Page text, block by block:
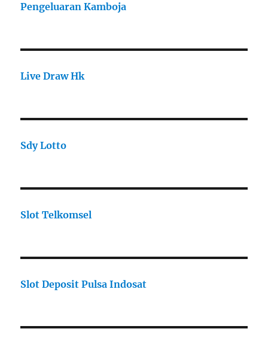
Pengeluaran Kamboja
Live Draw Hk
Sdy Lotto
Slot Telkomsel
Slot Deposit Pulsa Indosat